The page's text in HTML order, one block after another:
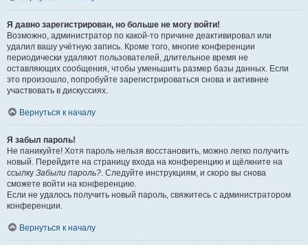
Я давно зарегистрирован, но больше не могу войти!
Возможно, администратор по какой-то причине деактивировал или
удалил вашу учётную запись. Кроме того, многие конференции
периодически удаляют пользователей, длительное время не
оставляющих сообщения, чтобы уменьшить размер базы данных. Если
это произошло, попробуйте зарегистрироваться снова и активнее
участвовать в дискуссиях.
Вернуться к началу
Я забыл пароль!
Не паникуйте! Хотя пароль нельзя восстановить, можно легко получить
новый. Перейдите на страницу входа на конференцию и щёлкните на
ссылку Забыли пароль?. Следуйте инструкциям, и скоро вы снова
сможете войти на конференцию.
Если не удалось получить новый пароль, свяжитесь с администратором
конференции.
Вернуться к началу